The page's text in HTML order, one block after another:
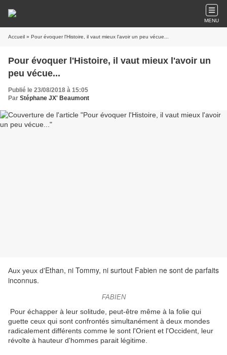
MENU
Accueil » Pour évoquer l'Histoire, il vaut mieux l'avoir un peu vécue...
Pour évoquer l'Histoire, il vaut mieux l'avoir un
peu vécue...
Publié le 23/08/2018 à 15:05
Par Stéphane JX' Beaumont
Aux yeux d'Ethan, ni Tommy, ni surtout Fabien ne sont de parfaits
inconnus.
FABIEN
Pour échapper à leur solitude, peut-être même à la folie qui
guette ceux qui sont confrontés simultanément à deux mondes
radicalement différents comme le sont l'Orient et l'Occident, leur
révolte à hauteur d'hommes parait légitime.